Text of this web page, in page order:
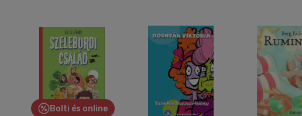
Bolti és online